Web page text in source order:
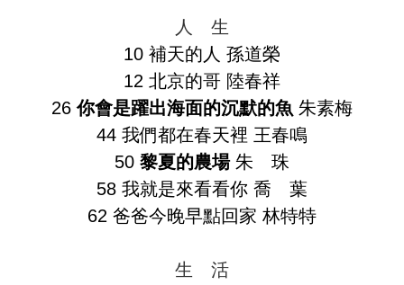
人 生
10 補天的人 孫道榮
12 北京的哥 陸春祥
26你會是躍出海面的沉默的魚 朱素梅
44 我們都在春天裡 王春鳴
50 黎夏的農場 朱 珠
58 我就是來看看你 喬 葉
62 爸爸今晚早點回家 林特特
生 活